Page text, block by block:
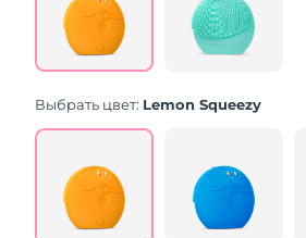
Same
page
link.
Выбрать цвет: Lemon Squeezy